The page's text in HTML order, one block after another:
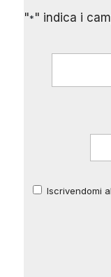
"*" indica i
Iscrivendomi